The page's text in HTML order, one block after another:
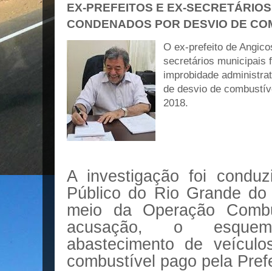
EX-PREFEITOS E EX-
CONDENADOS POR DESVIO DE
O ex-prefeito de
secretários municipais
improbidade
de desvio de
2018.
A investigação foi
Público do Rio Grande
meio da Operação
acusação, o
abastecimento de
combustível pago pela